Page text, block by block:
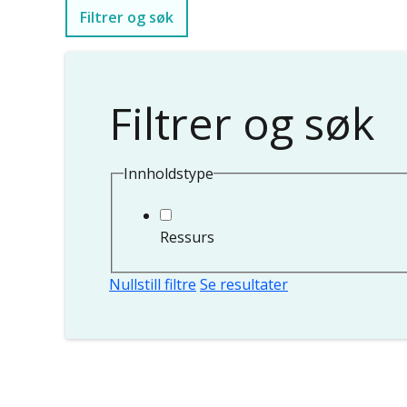
Filtrer og søk
Filtrer og søk
Innholdstype
Ressurs
Nullstill filtre Se resultater